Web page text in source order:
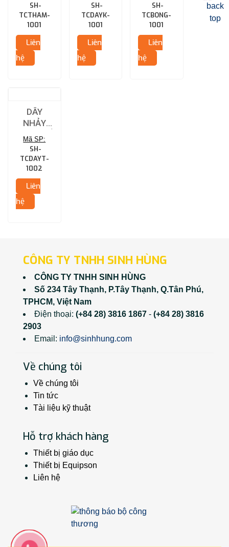
SH-
TCTHAM-
1001
Liên
hệ
SH-
TCDAYK-
1001
Liên
hệ
SH-
TCBONG-
1001
Liên
hệ
DÂY
NHẢY
TẬP THỂ
(QC: DÂY
MỎNG)
Mã SP:
SH-
TCDAYT-
1002
Liên
hệ
CÔNG TY TNHH SINH HÙNG
CÔNG TY TNHH SINH HÙNG
Số 234 Tây Thạnh, P.Tây Thạnh, Q.Tân Phú,
TPHCM, Việt Nam
Điện thoại: (+84 28) 3816 1867 - (+84 28) 3816
2903
Email: info@sinhhung.com
Về chúng tôi
Về chúng tôi
Tin tức
Tài liệu kỹ thuật
Hỗ trợ khách hàng
Thiết bị giáo dục
Thiết bị Equipson
Liên hệ